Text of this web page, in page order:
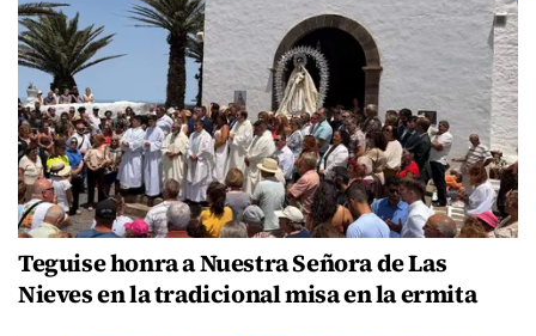
Teguise honra a Nuestra Señora de Las
Nieves en la tradicional misa en la ermita